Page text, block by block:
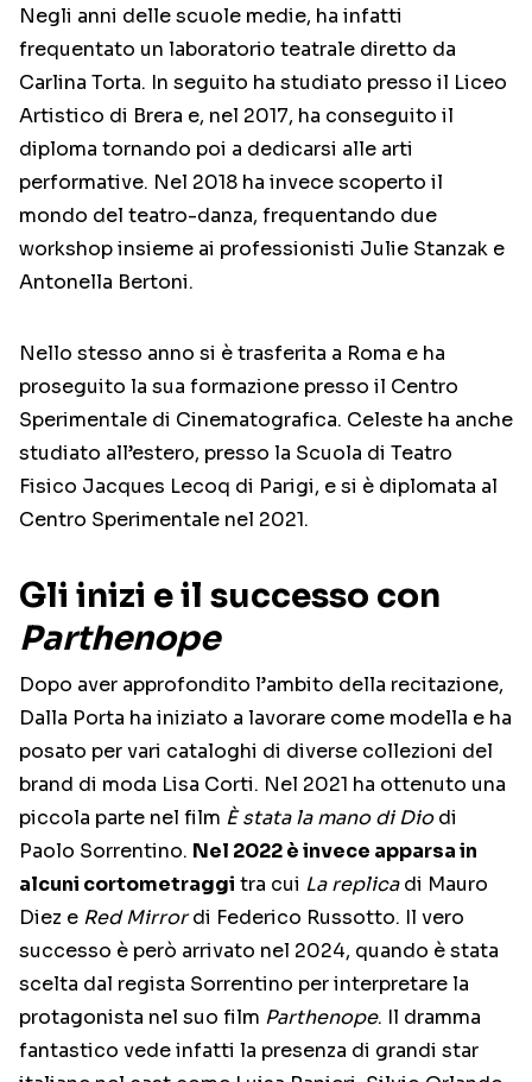
Negli anni delle scuole medie, ha infatti
frequentato un laboratorio teatrale diretto da
Carlina Torta. In seguito ha studiato presso il Liceo
Artistico di Brera e, nel 2017, ha conseguito il
diploma tornando poi a dedicarsi alle arti
performative. Nel 2018 ha invece scoperto il
mondo del teatro-danza, frequentando due
workshop insieme ai professionisti Julie Stanzak e
Antonella Bertoni.
Nello stesso anno si è trasferita a Roma e ha
proseguito la sua formazione presso il Centro
Sperimentale di Cinematografica. Celeste ha anche
studiato all’estero, presso la Scuola di Teatro
Fisico Jacques Lecoq di Parigi, e si è diplomata al
Centro Sperimentale nel 2021.
Gli inizi e il successo con
Parthenope
Dopo aver approfondito l’ambito della recitazione,
Dalla Porta ha iniziato a lavorare come modella e ha
posato per vari cataloghi di diverse collezioni del
brand di moda Lisa Corti. Nel 2021 ha ottenuto una
piccola parte nel film È stata la mano di Diodi
Paolo Sorrentino. Nel 2022 è invece apparsa in
alcuni cortometraggi tra cui La replicadi Mauro
Diez e Red Mirrordi Federico Russotto. Il vero
successo è però arrivato nel 2024, quando è stata
scelta dal regista Sorrentino per interpretare la
protagonista nel suo film Parthenope. Il dramma
fantastico vede infatti la presenza di grandi star